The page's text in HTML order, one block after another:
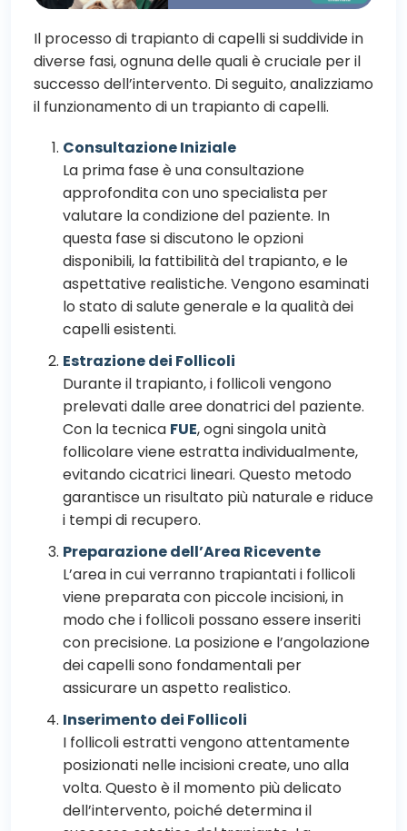
Il processo di trapianto di capelli si suddivide in
diverse fasi, ognuna delle quali è cruciale per il
successo dell’intervento. Di seguito, analizziamo
il funzionamento di un trapianto di capelli.
Consultazione Iniziale
La prima fase è una consultazione
approfondita con uno specialista per
valutare la condizione del paziente. In
questa fase si discutono le opzioni
disponibili, la fattibilità del trapianto, e le
aspettative realistiche. Vengono esaminati
lo stato di salute generale e la qualità dei
capelli esistenti.
Estrazione dei Follicoli
Durante il trapianto, i follicoli vengono
prelevati dalle aree donatrici del paziente.
Con la tecnica FUE, ogni singola unità
follicolare viene estratta individualmente,
evitando cicatrici lineari. Questo metodo
garantisce un risultato più naturale e riduce
i tempi di recupero.
Preparazione dell’Area Ricevente
L’area in cui verranno trapiantati i follicoli
viene preparata con piccole incisioni, in
modo che i follicoli possano essere inseriti
con precisione. La posizione e l’angolazione
dei capelli sono fondamentali per
assicurare un aspetto realistico.
Inserimento dei Follicoli
I follicoli estratti vengono attentamente
posizionati nelle incisioni create, uno alla
volta. Questo è il momento più delicato
dell’intervento, poiché determina il